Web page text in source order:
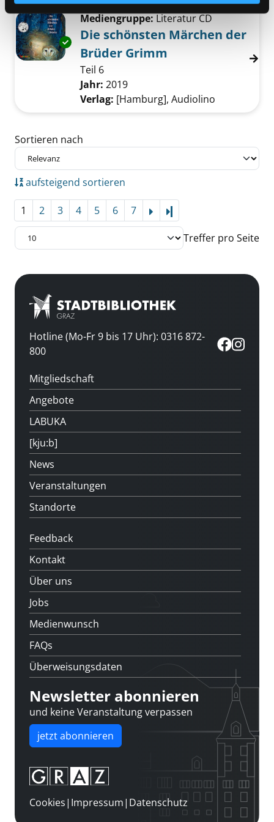
Exemplar-Details von Die schönsten
Mediengruppe:Literatur CD
Die schönsten Märchen der
Brüder Grimm
Teil 6
Suche nach diesem Verfasser
Jahr: 2019
Verlag: [Hamburg], Audiolino
Zu den Suchfiltern springen
Sortieren nach
aufsteigend sortieren
1 2 3 4 5 6 7
Treffer pro Seite
Hotline (Mo-Fr 9 bis 17 Uhr): 0316 872-
800
Mitgliedschaft
Angebote
LABUKA
[kju:b]
News
Veranstaltungen
Standorte
Feedback
Kontakt
Über uns
Jobs
Medienwunsch
FAQs
Überweisungsdaten
Newsletter abonnieren
und keine Veranstaltung verpassen
jetzt abonnieren
Cookies| Impressum| Datenschutz